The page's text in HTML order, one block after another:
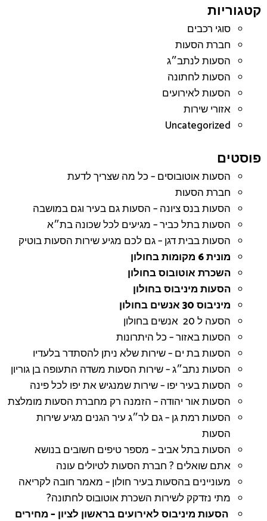
קטגוריות
סוגי רכבים
חברת הסעות
הסעות לנתב״ג
הסעות לחתונה
הסעות לאירועים
אזורי שירות
Uncategorized
פוסטים
הסעות אוטובוסים – כל מה שצריך לדעת
חברת הסעות
הסעות בנס ציונה – הסעות גם בעיר וגם במושבה
הסעות בתל כביר – מגיעים לכל שכונה בת״א
הסעות בבית דגן – גם לכם מגיע שירות הסעות בוטיק
מונית 6 מקומות בחולון
השכרת אוטובוס בחולון
הסעות מיניבוס בחולון
מיניבוס 30 אנשים בחולון
הסעה ל 20 אנשים בחולון
הסעות באזור – כל היתרונות
הסעות בת ים – שירות שלא ניתן להסתדר בלעדיו
הסעות נתב״ג – שירות הסעות משדה התעופה בן גוריון
הסעות בעיר יפו – שירות שמנגיש את יפו לכל פינה
הסעות אור יהודה – הזמנה רק מחברת הסעות מומלצת
הסעות רמת גן – גם לר״ג עיר הגנים מגיע שירות
הסעות
הסעות בתל אביב – מספר טיפים חשובים בנושא
אתם שואלים ? חברת הסעות לטיולים עונה
מעוניינים בהסעות בעיר חולון – מאמר חובה לקריאה
מתי נזדקק לשירות השכרת אוטובוס לחתונה?
הסעות מיניבוס לאירועים בראשון לציון – מחירים